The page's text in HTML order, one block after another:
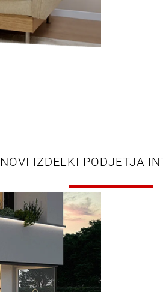
NOVI IZDELKI PODJETJA